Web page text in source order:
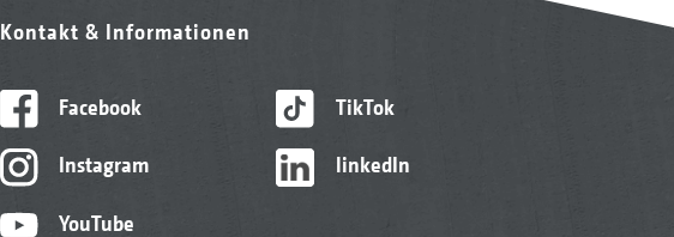
Kontakt & Informationen
Facebook
Instagram
YouTube
TikTok
linkedIn